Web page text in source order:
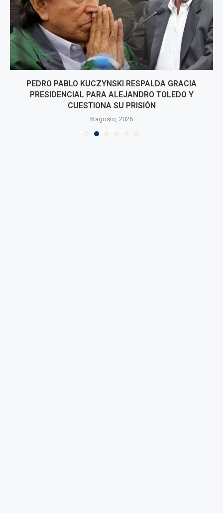
PEDRO PABLO KUCZYNSKI RESPALDA GRACIA
PRESIDENCIAL PARA ALEJANDRO TOLEDO Y
CUESTIONA SU PRISIÓN
8 agosto, 2026